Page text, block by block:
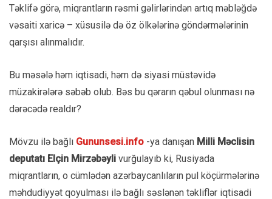
Təklifə görə, miqrantların rəsmi gəlirlərindən artıq məbləğdə
vəsaiti xaricə – xüsusilə də öz ölkələrinə göndərmələrinin
qarşısı alınmalıdır.
Bu məsələ həm iqtisadi, həm də siyasi müstəvidə
müzakirələrə səbəb olub. Bəs bu qərarın qəbul olunması nə
dərəcədə realdır?
Mövzu ilə bağlı Gununsesi.info -ya danışan Milli Məclisin
deputatı Elçin Mirzəbəyli vurğulayıb ki, Rusiyada
miqrantların, o cümlədən azərbaycanlıların pul köçürmələrinə
məhdudiyyət qoyulması ilə bağlı səslənən təkliflər iqtisadi